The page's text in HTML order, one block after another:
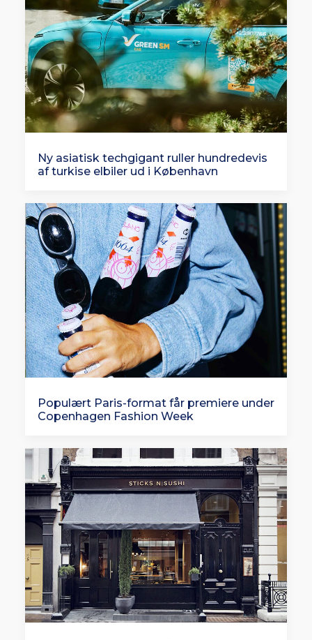
Ny asiatisk techgigant ruller hundredevis
af turkise elbiler ud i København
Populært Paris-format får premiere under
Copenhagen Fashion Week